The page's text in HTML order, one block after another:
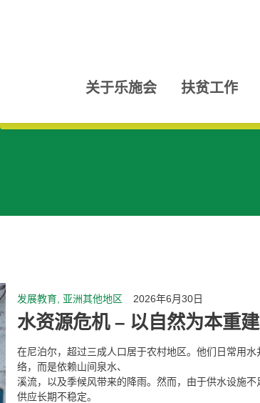
关于乐施会 扶贫工作
发展教育, 亚洲其他地区 2026年6月30日
水资源危机 – 以自然为本重
在尼泊尔，超过三成人口居于农村地区。他们日常用水
络，而是依赖山间泉水、
溪流，以及季候风带来的降雨。然而，由于供水设施
供应长期不稳定。